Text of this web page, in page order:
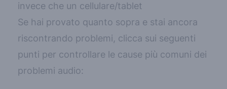
invece che un cellulare/tablet
Se hai provato quanto sopra e stai ancora
riscontrando problemi, clicca sui seguenti
punti per controllare le cause più comuni dei
problemi audio: